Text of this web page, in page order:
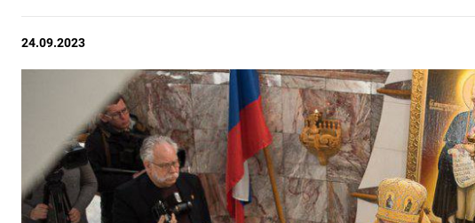
24.09.2023